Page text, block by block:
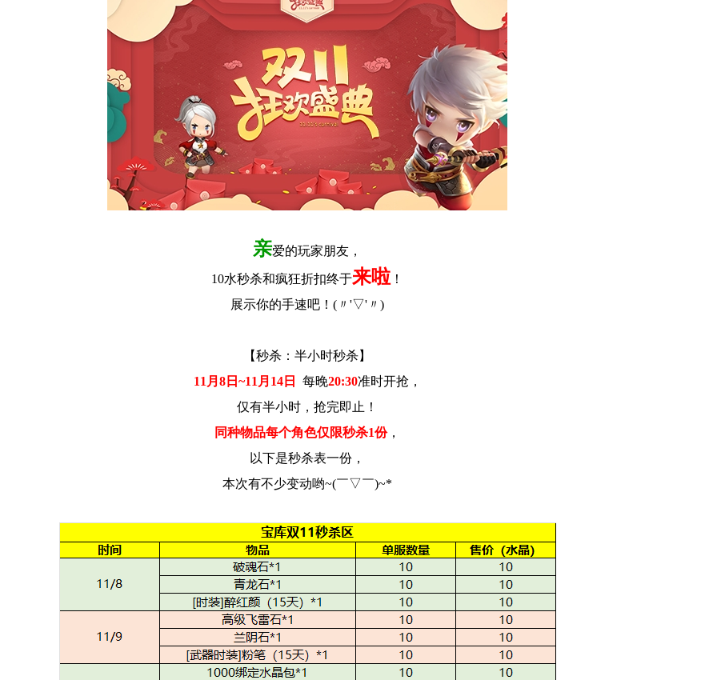
亲爱的玩家朋友，
10水秒杀和疯狂折扣终于来啦 ！
展示你的手速吧！(〃'▽'〃)
【秒杀：半小时秒杀】
11月8日~11月14日
每晚20:30准时开抢，
仅有半小时，抢完即止！
同种物品每个角色仅限秒杀1份，
以下是秒杀表一份，
本次有不少变动哟~(￣▽￣)~*